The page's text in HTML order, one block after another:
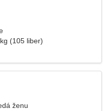
(105 liber)
ženu